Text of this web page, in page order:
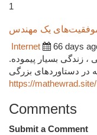
1
موفقیت‌های یک مهندس
Internet
66 days
زندگی بسیار پیموده.
در دستاوردهای بزرگی
https://mathewrad.site/
Comments
Submit a Comment